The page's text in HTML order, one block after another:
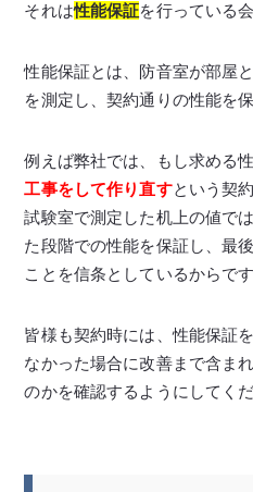
それは性能保証を行っている
性能保証とは、防音室が部屋
を測定し、契約通りの性能を
例えば弊社では、もし求める
工事をして作り直すという契
試験室で測定した机上の値で
た段階での性能を保証し、最
ことを信条としているからです
皆様も契約時には、性能保証
なかった場合に改善まで含ま
のかを確認するようにしてくだ